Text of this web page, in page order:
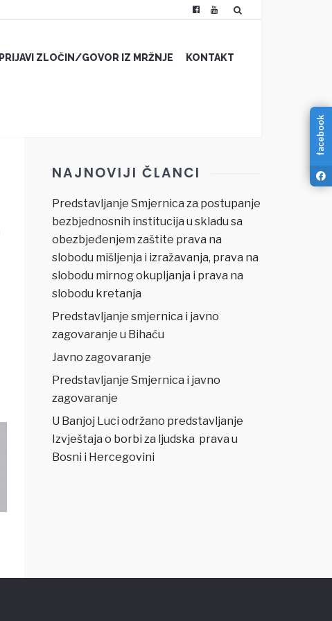
PRIJAVI ZLOČIN/GOVOR IZ MRŽNJE KONTAKT
NAJNOVIJI ČLANCI
Predstavljanje Smjernica za postupanje
bezbjednosnih institucija u skladu sa
obezbjeđenjem zaštite prava na
slobodu mišljenja i izražavanja, prava na
slobodu mirnog okupljanja i prava na
slobodu kretanja
Predstavljanje smjernica i javno
zagovaranje u Bihaću
Javno zagovaranje
Predstavljanje Smjernica i javno
zagovaranje
U Banjoj Luci održano predstavljanje
Izvještaja o borbi za ljudska prava u
Bosni i Hercegovini
facebook